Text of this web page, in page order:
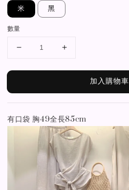
米 黑
數量
加入購物車
有口袋 胸49全長85cm